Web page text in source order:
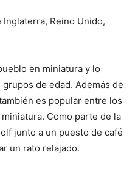
en miniatura y lo
de edad. Además de
es popular entre los
Como parte de la
junto a un puesto de café
un rato relajado.